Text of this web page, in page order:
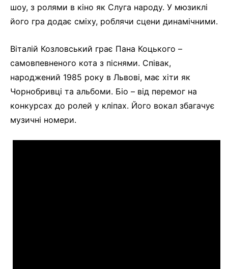
шоу, з ролями в кіно як Слуга народу. У мюзиклі
його гра додає сміху, роблячи сцени динамічними.
Віталій Козловський грає Пана Коцького –
самовпевненого кота з піснями. Співак,
народжений 1985 року в Львові, має хіти як
Чорнобривці та альбоми. Біо – від перемог на
конкурсах до ролей у кліпах. Його вокал збагачує
музичні номери.